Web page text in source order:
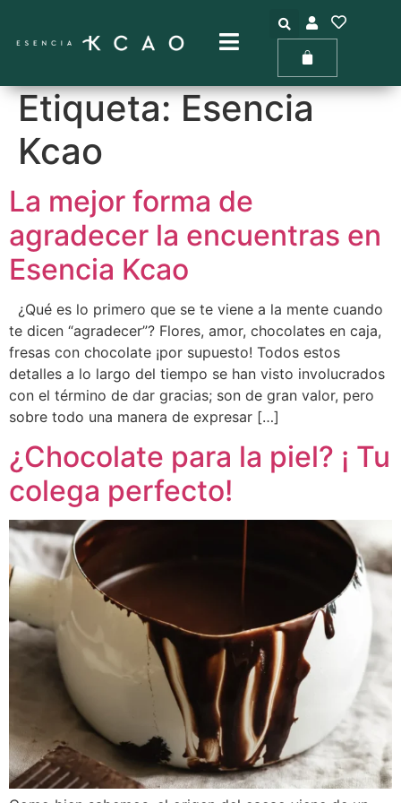
Etiqueta:Esencia
Kcao
La mejor forma de
agradecer la encuentras en
Esencia Kcao
¿Qué es lo primero que se te viene a la mente cuando
te dicen “agradecer”? Flores, amor, chocolates en caja,
fresas con chocolate ¡por supuesto! Todos estos
detalles a lo largo del tiempo se han visto involucrados
con el término de dar gracias; son de gran valor, pero
sobre todo una manera de expresar […]
¿Chocolate para la piel? ¡ Tu
colega perfecto!